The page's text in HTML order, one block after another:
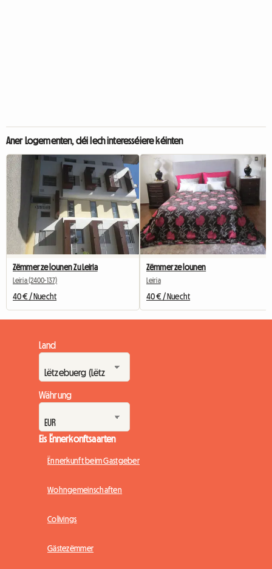
Aner Logementen, déi Iech interesséiere kéinten
Zëmmer ze lounen Zu Leiria
Leiria (2400-137)
40 € / Nuecht
Zëmmer ze lounen
Leiria
40 € / Nuecht
Land
Währung
Eis Ënnerkonftsaarten
Ënnerkunft beim Gastgeber
Wohngemeinschaften
Colivings
Gästezëmmer